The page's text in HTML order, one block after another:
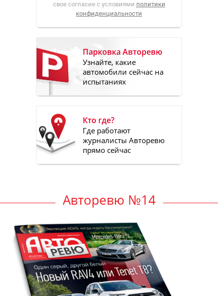
свое согласие с условиями политики
конфиденциальности
Парковка Авторевю
Узнайте, какие
автомобили сейчас на
испытаниях
Кто где?
Где работают
журналисты Авторевю
прямо сейчас
Авторевю №14